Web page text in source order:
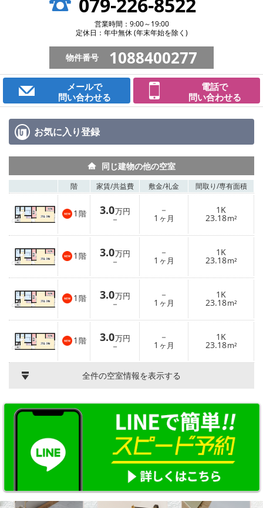
営業時間：9:00～19:00
定休日：年中無休 (年末年始を除く)
物件番号 1088400277
メールで
問い合わせる
電話で
問い合わせる
お気に入り登録
同じ建物の他の空室
階 家賃/共益費 敷金/礼金 間取り/専有面積
1 階 3.0万円
－
－
1 ヶ月
1K
23.18m²
1 階 3.0万円
－
－
1 ヶ月
1K
23.18m²
1 階 3.0万円
－
－
1 ヶ月
1K
23.18m²
1 階 3.0万円
－
－
1 ヶ月
1K
23.18m²
全件の空室情報を表示する